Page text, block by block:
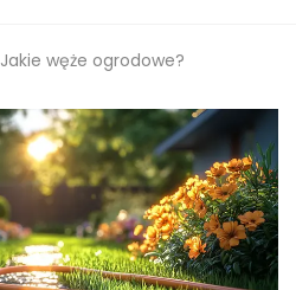
Jakie węże ogrodowe?